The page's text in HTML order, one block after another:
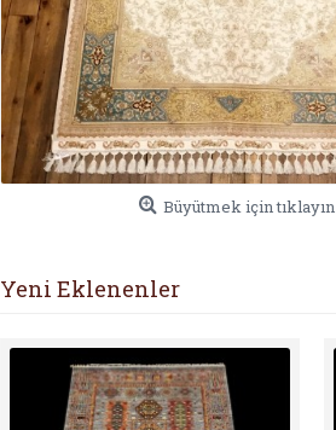
Büyütmek için tıklayın
Yeni Eklenenler